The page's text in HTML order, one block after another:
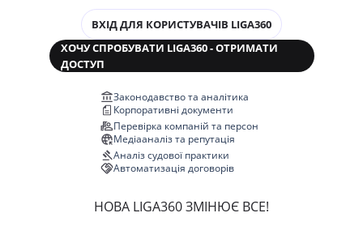
ВХІД ДЛЯ КОРИСТУВАЧІВ LIGA360
ХОЧУ СПРОБУВАТИ LIGA360 - ОТРИМАТИ
ДОСТУП
Законодавство та аналітика
Корпоративні документи
Перевірка компаній та персон
Медіааналіз та репутація
Аналіз судової практики
Автоматизація договорів
НОВА LIGA360 ЗМІНЮЄ ВСЕ!